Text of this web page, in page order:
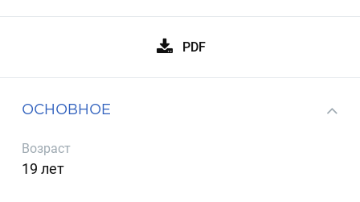
PDF
ОСНОВНОЕ
Возраст
19 лет